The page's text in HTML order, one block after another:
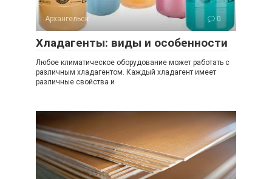
Архангельск 0
Хладагенты: виды и особенности
Любое климатическое оборудование может работать с
различным хладагентом. Каждый хладагент имеет
различные свойства и